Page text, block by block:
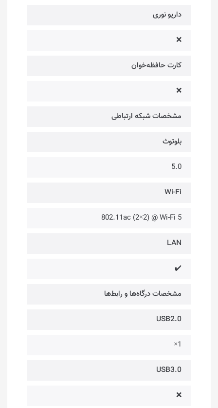
داریو نوری
❌
کارت حافظه‌خوان
❌
مشخصات شبکه ارتباطی
بلوتوث
5.0
Wi-Fi
802.11ac (2×2) @ Wi-Fi 5
LAN
✔️
مشخصات درگاه‌ها و رابط‌ها
USB2.0
1×
USB3.0
❌